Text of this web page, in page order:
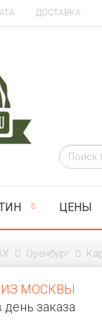
ДОСТАВКА
ЦЕНЫ
Оренбург
МОСКВЫ
заказа